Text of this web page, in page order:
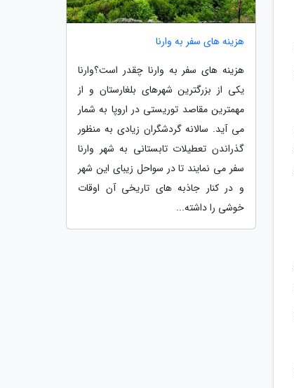
هزینه های سفر به وارنا
هزینه های سفر به وارنا چقدر است؟وارنا
یکی از بزرگترین شهرهای بلغارستان و از
مهمترین مقاصد توریستی در اروپا به شمار
می آید. سالانه گردشگران زیادی به منظور
گذراندن تعطیلات تابستانی به شهر وارنا
سفر می نمایند تا در سواحل زیبای این شهر
و در کنار جاذبه های تاریخی آن اوقات
خوشی را داشته...